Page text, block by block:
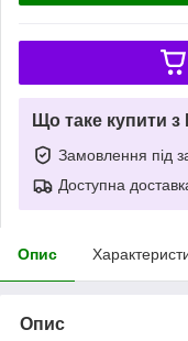
Що таке купити
Замовлення під
Доступна
Опис
Опис